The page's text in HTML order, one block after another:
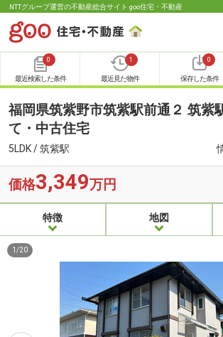
NTTグループ運営の不動産総合サイト goo住宅・不動産
0
最近検索した条件
1
最近見た物件
0
保存した条件
福岡県筑紫野市筑紫駅前通２ 筑紫
て・中古住宅
5LDK / 筑紫駅
価格3,349万円
特徴 地図
1 /20